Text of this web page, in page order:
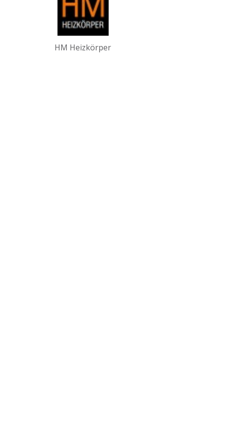
HM Heizkörper